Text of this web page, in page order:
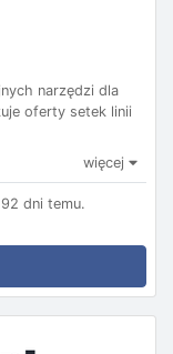
narzędzi dla
oferty setek linii
więcej
dni temu.